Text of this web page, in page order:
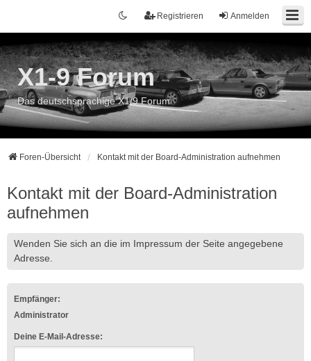
Anmelden
Registrieren
X1-9 Forum
Das deutschsprachige X1/9 Forum
Foren-Übersicht Kontakt mit der Board-Administration aufnehmen
Kontakt mit der Board-Administration
aufnehmen
Wenden Sie sich an die im Impressum der Seite angegebene
Adresse.
Empfänger:
Administrator
Deine E-Mail-Adresse: